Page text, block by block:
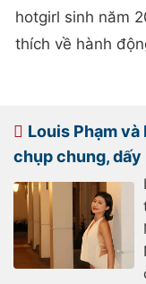
hotgirl sinh năm
thích về hành
Louis Phạm
chụp chung,